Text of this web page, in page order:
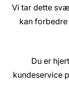
Vi tar dette
kan
Du er
kundeservice